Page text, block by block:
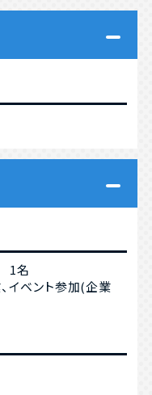
1名
イベント参加(企業